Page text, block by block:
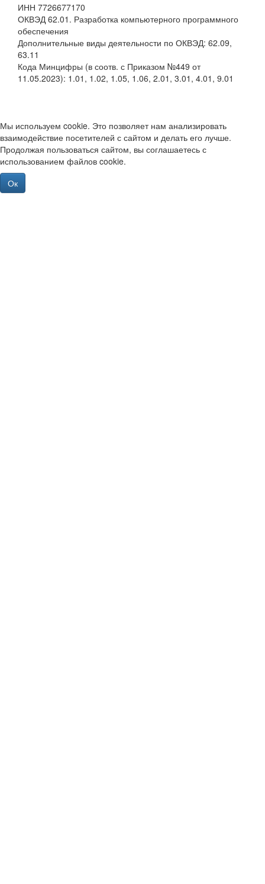
ИНН 7726677170
ОКВЭД 62.01. Разработка компьютерного программного
обеспечения
Дополнительные виды деятельности по ОКВЭД: 62.09,
63.11
Кода Минцифры (в соотв. с Приказом №449 от
11.05.2023): 1.01, 1.02, 1.05, 1.06, 2.01, 3.01, 4.01, 9.01
Мы используем cookie. Это позволяет нам анализировать
взаимодействие посетителей с сайтом и делать его лучше.
Продолжая пользоваться сайтом, вы соглашаетесь с
использованием файлов cookie.
Ок